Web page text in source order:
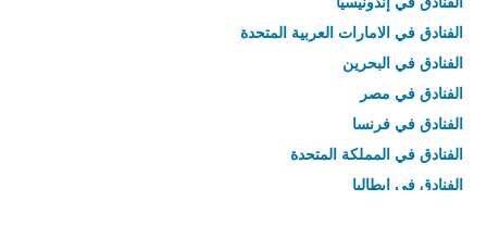
الفنادق في الامارات العربية المتحدة
الفنادق في البحرين
الفنادق في مصر
الفنادق في فرنسا
الفنادق في المملكة المتحدة
الفنادق في إيطاليا